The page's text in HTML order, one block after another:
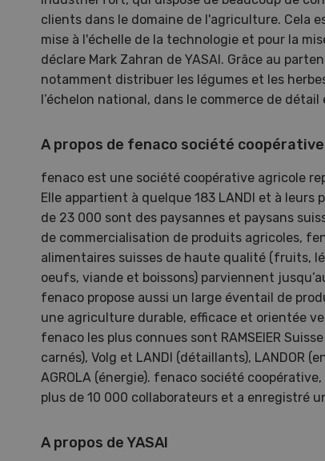
clients dans le domaine de l'agriculture. Cela
mise à l'échelle de la technologie et pour la
déclare Mark Zahran de YASAI. Grâce au
notamment distribuer les légumes et les
l’échelon national, dans le commerce de
A propos de fenaco société coopérative
fenaco est une société coopérative agricole
Elle appartient à quelque 183 LANDI et à leurs
de 23 000 sont des paysannes et paysans
de commercialisation de produits agricoles,
alimentaires suisses de haute qualité (fruits,
oeufs, viande et boissons) parviennent
fenaco propose aussi un large éventail de
une agriculture durable, efficace et orientée
fenaco les plus connues sont RAMSEIER
carnés), Volg et LANDI (détaillants), LANDOR
AGROLA (énergie). fenaco société
plus de 10 000 collaborateurs et a enregistré
A propos de YASAI